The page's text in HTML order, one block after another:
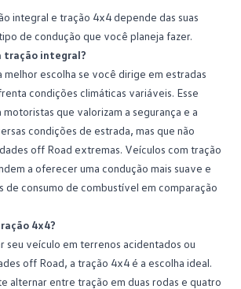
integral e tração 4x4 depende das suas
de condução que você planeja fazer.
tração integral?
melhor escolha se você dirige em estradas
condições climáticas variáveis. Esse
motoristas que valorizam a segurança e a
condições de estrada, mas que não
off Road extremas. Veículos com tração
a oferecer uma condução mais suave e
de consumo de combustível em comparação
4x4?
seu veículo em terrenos acidentados ou
off Road, a tração 4x4 é a escolha ideal.
alternar entre tração em duas rodas e quatro